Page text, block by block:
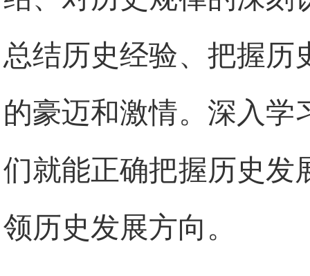
总结历史经验、把握历
的豪迈和激情。深入学
们就能正确把握历史发
领历史发展方向。